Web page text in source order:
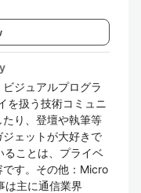
ジュアルプログラ
を扱う技術コミュニ
り、登壇や執筆等
ェットが大好きで
ことは、プライベ
す。その他：Micro
は主に通信業界